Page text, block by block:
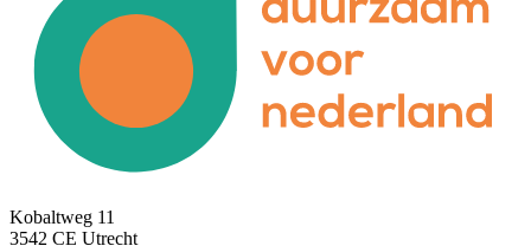
Kobaltweg 11
3542 CE Utrecht